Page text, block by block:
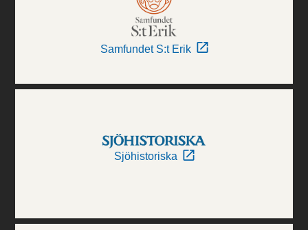
Samfundet S:t Erik
Sjöhistoriska